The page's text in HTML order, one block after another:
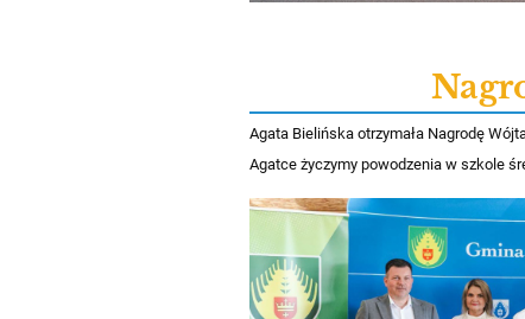
Agata Bielińska otrzymała Nagrodę
Agatce życzymy powodzenia w szkole